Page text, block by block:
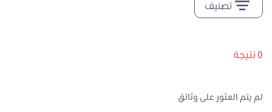
تصنيف
يتم العثور على وثائق